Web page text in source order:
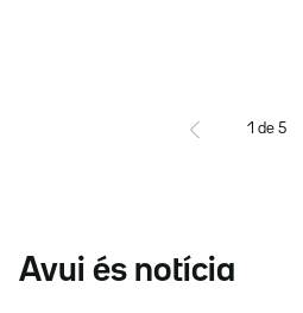
1 de 5
Avui és notícia